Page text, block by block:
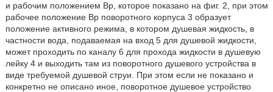
и рабочим положением Bp, которое показано на фиг. 2, при этом
рабочее положение Bp поворотного корпуса 3 образует
положение активного режима, в котором душевая жидкость, в
частности вода, подаваемая на вход 5 для душевой жидкости,
может проходить по каналу 6 для прохода жидкости в душевую
лейку 4 и выходить там из поворотного душевого устройства в
виде требуемой душевой струи. При этом если не показано и
конкретно не описано иное, поворотное душевое устройство